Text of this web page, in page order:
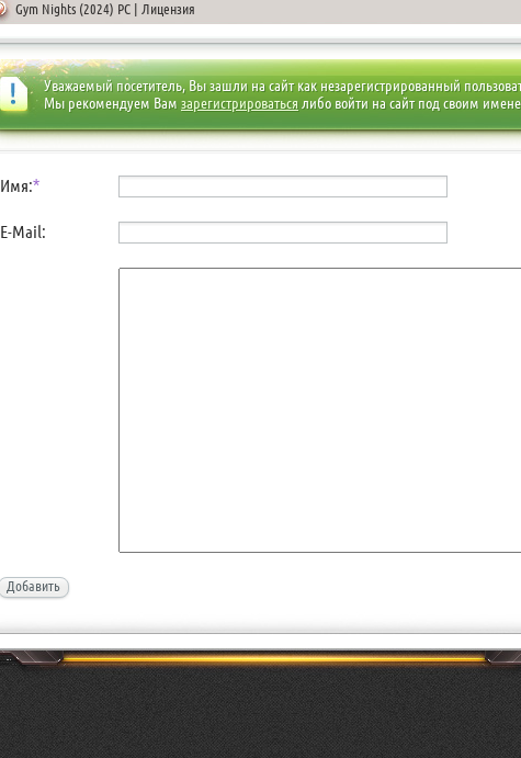
Gym Nights (2024) PC | Лицензия
Уважаемый посетитель, Вы зашли на сайт как незарегистрированный
Мы рекомендуем Вам зарегистрироватьсялибо войти на сайт под своим
Имя:*
E-Mail:
Добавить